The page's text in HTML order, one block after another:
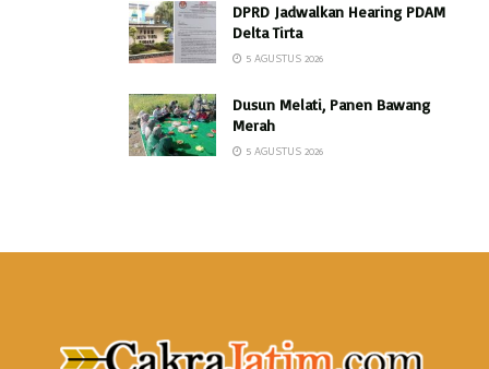
DPRD Jadwalkan Hearing PDAM
Delta Tirta
5 AGUSTUS 2026
Dusun Melati, Panen Bawang
Merah
5 AGUSTUS 2026